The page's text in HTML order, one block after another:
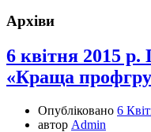
Архіви
6 квітня 2015
«Краща
Опубліковано 6
автор Admin